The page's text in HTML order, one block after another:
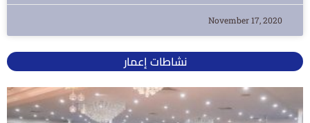
November 17, 2020
نشاطات إعمار